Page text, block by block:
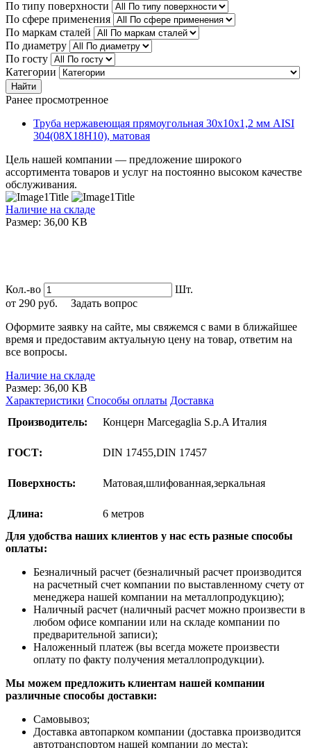
По типу поверхности
По сфере применения
По маркам сталей
По диаметру
По госту
Категории
Найти
Ранее просмотренное
Труба нержавеющая прямоугольная 30х10х1,2 мм AISI
304(08Х18Н10), матовая
Цель нашей компании — предложение широкого
ассортимента товаров и услуг на постоянно высоком качестве
обслуживания.
Наличие на складе
Размер: 36,00 KB
Кол.-во
Шт.
от 290 руб.
Задать вопрос
Оформите заявку на сайте, мы свяжемся с вами в ближайшее
время и предоставим актуальную цену на товар, ответим на
все вопросы.
Наличие на складе
Размер: 36,00 KB
Характеристики Способы оплаты Доставка
Производитель:
Концерн Marcegaglia S.p.A Италия
ГОСТ: DIN 17455,DIN 17457
Поверхность: Матовая,шлифованная,зеркальная
Длина:
6 метров
Для удобства наших клиентов у нас есть разные способы
оплаты:
Безналичный расчет (безналичный расчет производится
на расчетный счет компании по выставленному счету от
менеджера нашей компании на металлопродукцию);
Наличный расчет (наличный расчет можно произвести в
любом офисе компании или на складе компании по
предварительной записи);
Наложенный платеж (вы всегда можете произвести
оплату по факту получения металлопродукции).
Мы можем предложить клиентам нашей компании
различные способы доставки:
Самовывоз;
Доставка автопарком компании (доставка производится
автотранспортом нашей компании до места);